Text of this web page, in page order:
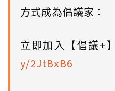
方式成為倡議家：
立即加入【倡議+
y/2JtBxB6